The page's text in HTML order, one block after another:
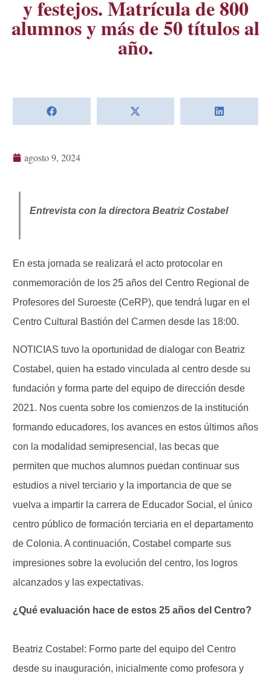
y festejos. Matrícula de 800
alumnos y más de 50 títulos al
año.
agosto 9, 2024
Entrevista con la directora Beatriz Costabel
En esta jornada se realizará el acto protocolar en
conmemoración de los 25 años del Centro Regional de
Profesores del Suroeste (CeRP), que tendrá lugar en el
Centro Cultural Bastión del Carmen desde las 18:00.
NOTICIAS tuvo la oportunidad de dialogar con Beatriz
Costabel, quien ha estado vinculada al centro desde su
fundación y forma parte del equipo de dirección desde
2021. Nos cuenta sobre los comienzos de la institución
formando educadores, los avances en estos últimos años
con la modalidad semipresencial, las becas que
permiten que muchos alumnos puedan continuar sus
estudios a nivel terciario y la importancia de que se
vuelva a impartir la carrera de Educador Social, el único
centro público de formación terciaria en el departamento
de Colonia. A continuación, Costabel comparte sus
impresiones sobre la evolución del centro, los logros
alcanzados y las expectativas.
¿Qué evaluación hace de estos 25 años del Centro?
Beatriz Costabel: Formo parte del equipo del Centro
desde su inauguración, inicialmente como profesora y